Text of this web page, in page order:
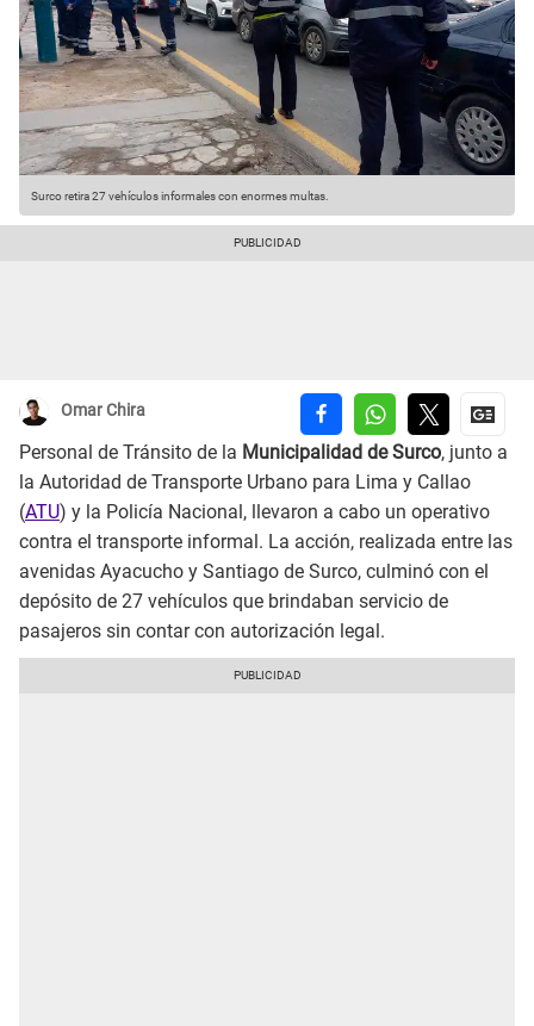
Surco retira 27 vehículos informales con enormes multas.
Omar Chira
Personal de Tránsito de la Municipalidad de Surco, junto a
la Autoridad de Transporte Urbano para Lima y Callao
(ATU) y la Policía Nacional, llevaron a cabo un operativo
contra el transporte informal. La acción, realizada entre las
avenidas Ayacucho y Santiago de Surco, culminó con el
depósito de 27 vehículos que brindaban servicio de
pasajeros sin contar con autorización legal.